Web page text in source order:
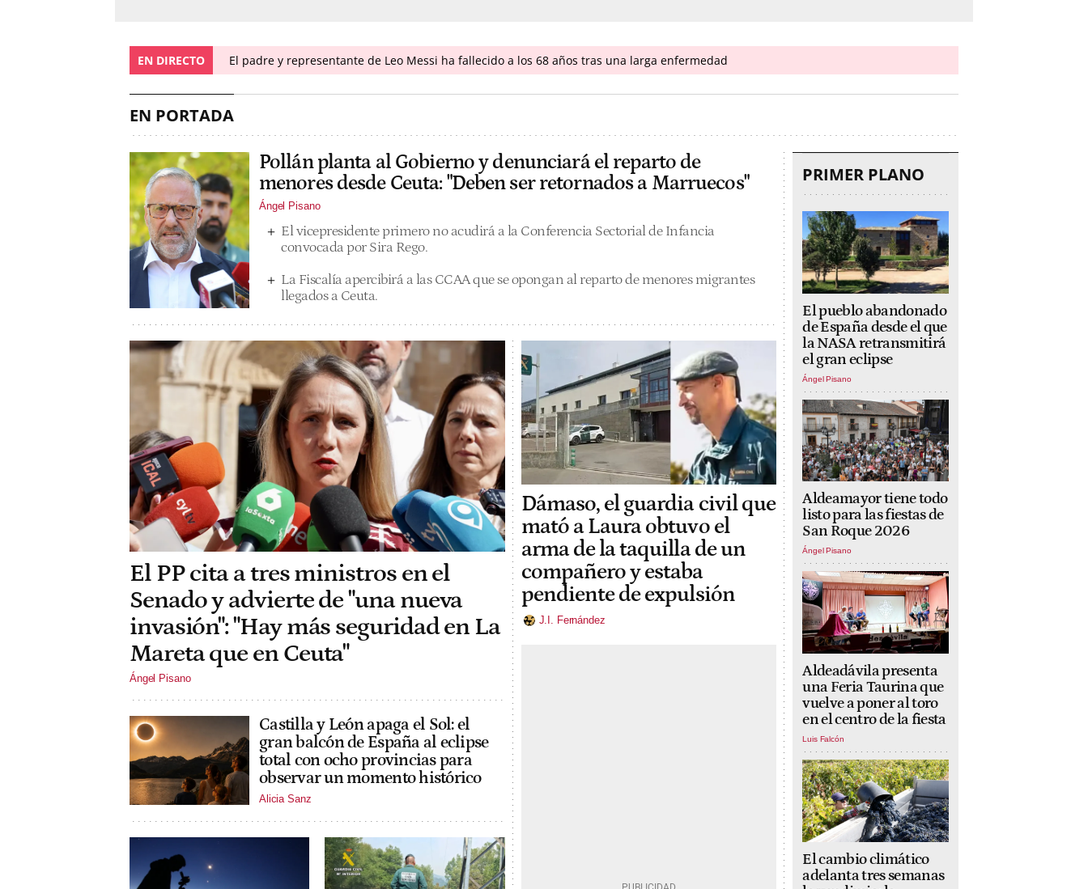
EN DIRECTO El padre y representante de Leo Messi ha fallecido a los 68 años tras una larga enfermedad
EN PORTADA
Pollán planta al Gobierno y denunciará el reparto de
menores desde Ceuta: "Deben ser retornados a Marruecos"
Ángel Pisano
El vicepresidente primero no acudirá a la Conferencia Sectorial de Infancia
convocada por Sira Rego.
La Fiscalía apercibirá a las CCAA que se opongan al reparto de menores migrantes
llegados a Ceuta.
El PP cita a tres ministros en el
Senado y advierte de "una nueva
invasión": "Hay más seguridad en La
Mareta que en Ceuta"
Ángel Pisano
Castilla y León apaga el Sol: el
gran balcón de España al eclipse
total con ocho provincias para
observar un momento histórico
Alicia Sanz
Dámaso, el guardia civil que
mató a Laura obtuvo el
arma de la taquilla de un
compañero y estaba
pendiente de expulsión
J.I. Fernández
PRIMER PLANO
El pueblo abandonado
de España desde el que
la NASA retransmitirá
el gran eclipse
Ángel Pisano
Aldeamayor tiene todo
listo para las fiestas de
San Roque 2026
Ángel Pisano
Aldeadávila presenta
una Feria Taurina que
vuelve a poner al toro
en el centro de la fiesta
Luis Falcón
El cambio climático
adelanta tres semanas